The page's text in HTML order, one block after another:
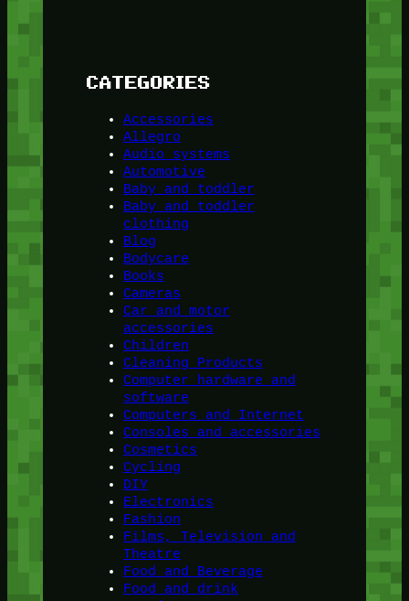
CATEGORIES
Accessories
Allegro
Audio systems
Automotive
Baby and toddler
Baby and toddler
clothing
Blog
Bodycare
Books
Cameras
Car and motor
accessories
Children
Cleaning Products
Computer hardware and
software
Computers and Internet
Consoles and accessories
Cosmetics
Cycling
DIY
Electronics
Fashion
Films, Television and
Theatre
Food and Beverage
Food and drink